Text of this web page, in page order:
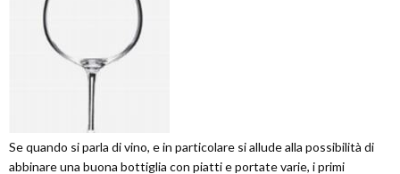
Se quando si parla di vino, e in particolare si allude alla possibilità di
abbinare una buona bottiglia con piatti e portate varie, i primi